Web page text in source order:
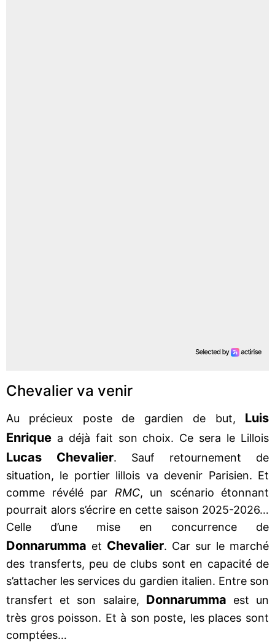
Chevalier va venir
Au précieux poste de gardien de but, Luis
Enrique a déjà fait son choix. Ce sera le Lillois
Lucas Chevalier. Sauf retournement de
situation, le portier lillois va devenir Parisien. Et
comme révélé par RMC, un scénario étonnant
pourrait alors s’écrire en cette saison 2025-2026…
Celle d’une mise en concurrence de
Donnarumma et Chevalier. Car sur le marché
des transferts, peu de clubs sont en capacité de
s’attacher les services du gardien italien. Entre son
transfert et son salaire, Donnarumma
est un
très gros poisson. Et à son poste, les places sont
comptées…